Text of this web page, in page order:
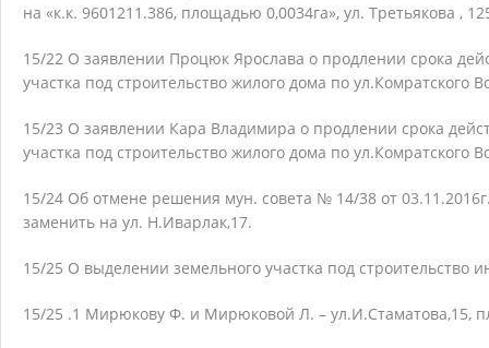
на «к.к. 9601211.386, площадью 0,0034га», ул. Третьякова ,
15/22 О заявлении Процюк Ярослава о продлении срока
участка под строительство жилого дома по ул.Комратского
15/23 О заявлении Кара Владимира о продлении срока
участка под строительство жилого дома по ул.Комратского
15/24 Об отмене решения мун. совета № 14/38 от
заменить на ул. Н.Иварлак,17.
15/25 О выделении земельного участка под
15/25 .1 Мирюкову Ф. и Мирюковой Л. – ул.И.Стаматова,15,